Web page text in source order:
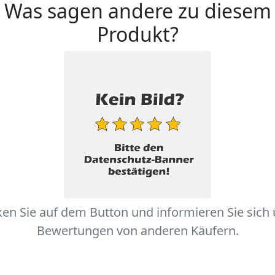
Was sagen andere zu diesem
Produkt?
Sie auf dem Button und informieren Sie sich
Bewertungen von anderen Käufern.